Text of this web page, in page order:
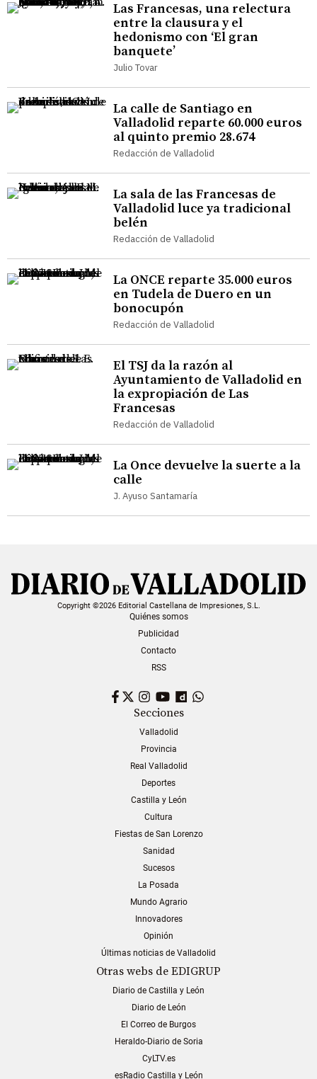
Las Francesas, una relectura
entre la clausura y el
hedonismo con ‘El gran
banquete’
Julio Tovar
La calle de Santiago en
Valladolid reparte 60.000 euros
al quinto premio 28.674
Redacción de Valladolid
La sala de las Francesas de
Valladolid luce ya tradicional
belén
Redacción de Valladolid
La ONCE reparte 35.000 euros
en Tudela de Duero en un
bonocupón
Redacción de Valladolid
El TSJ da la razón al
Ayuntamiento de Valladolid en
la expropiación de Las
Francesas
Redacción de Valladolid
La Once devuelve la suerte a la
calle
J. Ayuso Santamaría
Copyright ©2026 Editorial Castellana de Impresiones, S.L.
Quiénes somos
Publicidad
Contacto
RSS
Facebook
TwitterInstagram
YouTubeDailymotion
Secciones
Valladolid
Provincia
Real Valladolid
Deportes
Castilla y León
Cultura
Fiestas de San Lorenzo
Sanidad
Sucesos
La Posada
Mundo Agrario
Innovadores
Opinión
Últimas noticias de Valladolid
Otras webs de EDIGRUP
Diario de Castilla y León
Diario de León
El Correo de Burgos
Heraldo-Diario de Soria
CyLTV.es
esRadio Castilla y León